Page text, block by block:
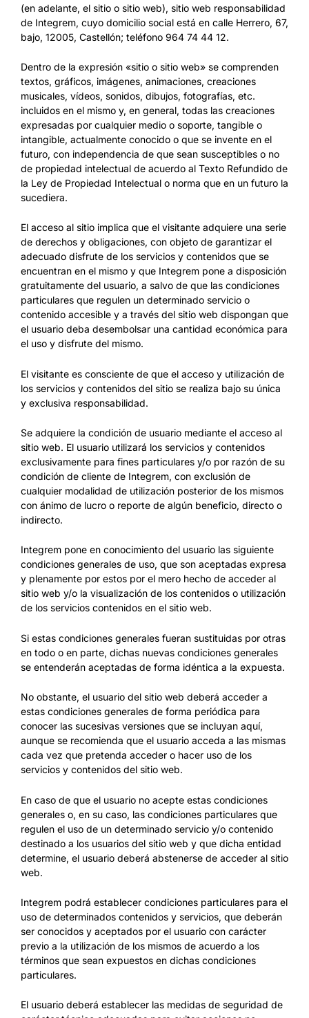
(en adelante, el sitio o sitio web), sitio web responsabilidad
de Integrem, cuyo domicilio social está en calle Herrero, 67,
bajo, 12005, Castellón; teléfono 964 74 44 12.
Dentro de la expresión «sitio o sitio web» se comprenden
textos, gráficos, imágenes, animaciones, creaciones
musicales, vídeos, sonidos, dibujos, fotografías, etc.
incluidos en el mismo y, en general, todas las creaciones
expresadas por cualquier medio o soporte, tangible o
intangible, actualmente conocido o que se invente en el
futuro, con independencia de que sean susceptibles o no
de propiedad intelectual de acuerdo al Texto Refundido de
la Ley de Propiedad Intelectual o norma que en un futuro la
sucediera.
El acceso al sitio implica que el visitante adquiere una serie
de derechos y obligaciones, con objeto de garantizar el
adecuado disfrute de los servicios y contenidos que se
encuentran en el mismo y que Integrem pone a disposición
gratuitamente del usuario, a salvo de que las condiciones
particulares que regulen un determinado servicio o
contenido accesible y a través del sitio web dispongan que
el usuario deba desembolsar una cantidad económica para
el uso y disfrute del mismo.
El visitante es consciente de que el acceso y utilización de
los servicios y contenidos del sitio se realiza bajo su única
y exclusiva responsabilidad.
Se adquiere la condición de usuario mediante el acceso al
sitio web. El usuario utilizará los servicios y contenidos
exclusivamente para fines particulares y/o por razón de su
condición de cliente de Integrem, con exclusión de
cualquier modalidad de utilización posterior de los mismos
con ánimo de lucro o reporte de algún beneficio, directo o
indirecto.
Integrem pone en conocimiento del usuario las siguiente
condiciones generales de uso, que son aceptadas expresa
y plenamente por estos por el mero hecho de acceder al
sitio web y/o la visualización de los contenidos o utilización
de los servicios contenidos en el sitio web.
Si estas condiciones generales fueran sustituidas por otras
en todo o en parte, dichas nuevas condiciones generales
se entenderán aceptadas de forma idéntica a la expuesta.
No obstante, el usuario del sitio web deberá acceder a
estas condiciones generales de forma periódica para
conocer las sucesivas versiones que se incluyan aquí,
aunque se recomienda que el usuario acceda a las mismas
cada vez que pretenda acceder o hacer uso de los
servicios y contenidos del sitio web.
En caso de que el usuario no acepte estas condiciones
generales o, en su caso, las condiciones particulares que
regulen el uso de un determinado servicio y/o contenido
destinado a los usuarios del sitio web y que dicha entidad
determine, el usuario deberá abstenerse de acceder al sitio
web.
Integrem podrá establecer condiciones particulares para el
uso de determinados contenidos y servicios, que deberán
ser conocidos y aceptados por el usuario con carácter
previo a la utilización de los mismos de acuerdo a los
términos que sean expuestos en dichas condiciones
particulares.
El usuario deberá establecer las medidas de seguridad de